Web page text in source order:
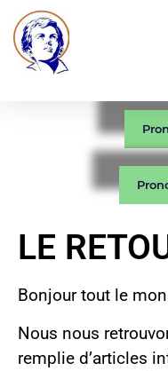
LE
Bonjour tout le
Nous nous
remplie d’articles